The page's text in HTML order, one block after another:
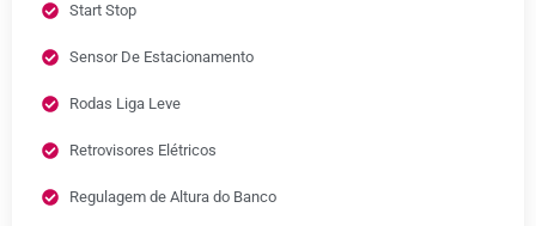
Start Stop
Sensor De Estacionamento
Rodas Liga Leve
Retrovisores Elétricos
Regulagem de Altura do Banco